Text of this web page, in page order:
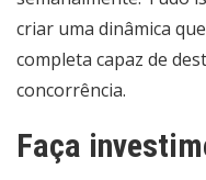
criar uma dinâmica
completa capaz de
concorrência.
Faça